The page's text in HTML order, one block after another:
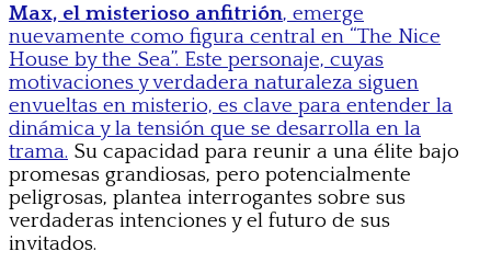
Max, el misterioso anfitrión, emerge
nuevamente como figura central en “The Nice
House by the Sea”. Este personaje, cuyas
motivaciones y verdadera naturaleza siguen
envueltas en misterio, es clave para entender la
dinámica y la tensión que se desarrolla en la
trama. Su capacidad para reunir a una élite bajo
promesas grandiosas, pero potencialmente
peligrosas, plantea interrogantes sobre sus
verdaderas intenciones y el futuro de sus
invitados.